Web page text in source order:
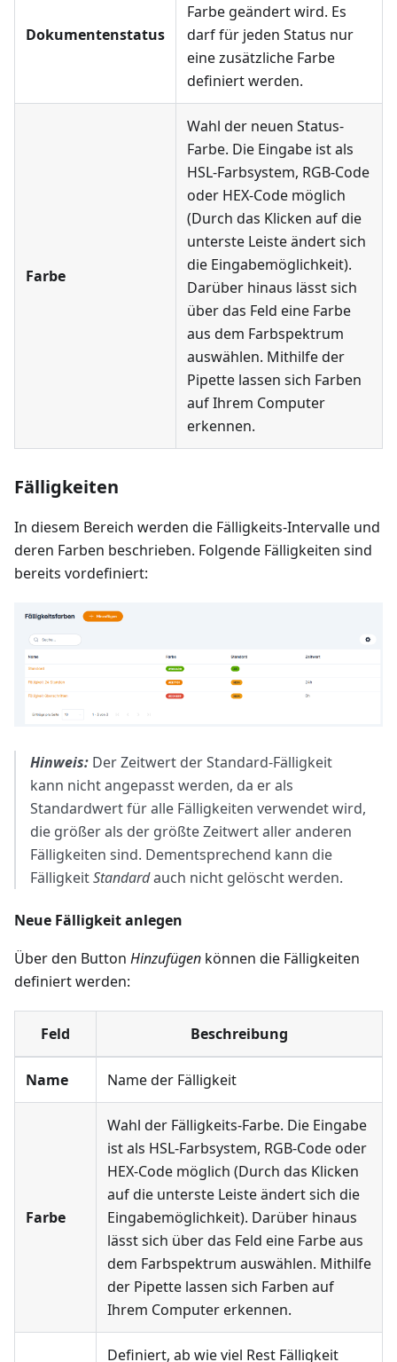
Dokumentenstatus
Farbe geändert wird. Es
darf für jeden Status nur
eine zusätzliche Farbe
definiert werden.
Farbe
Wahl der neuen Status-
Farbe. Die Eingabe ist als
HSL-Farbsystem, RGB-Code
oder HEX-Code möglich
(Durch das Klicken auf die
unterste Leiste ändert sich
die Eingabemöglichkeit).
Darüber hinaus lässt sich
über das Feld eine Farbe
aus dem Farbspektrum
auswählen. Mithilfe der
Pipette lassen sich Farben
auf Ihrem Computer
erkennen.
Fälligkeiten
In diesem Bereich werden die Fälligkeits-Intervalle und
deren Farben beschrieben. Folgende Fälligkeiten sind
bereits vordefiniert:
Hinweis: Der Zeitwert der Standard-Fälligkeit
kann nicht angepasst werden, da er als
Standardwert für alle Fälligkeiten verwendet wird,
die größer als der größte Zeitwert aller anderen
Fälligkeiten sind. Dementsprechend kann die
FälligkeitStandardauch nicht gelöscht werden.
Neue Fälligkeit anlegen
Über den Button Hinzufügen können die Fälligkeiten
definiert werden:
Feld Beschreibung
Name Name der Fälligkeit
Farbe
Wahl der Fälligkeits-Farbe. Die Eingabe
ist als HSL-Farbsystem, RGB-Code oder
HEX-Code möglich (Durch das Klicken
auf die unterste Leiste ändert sich die
Eingabemöglichkeit). Darüber hinaus
lässt sich über das Feld eine Farbe aus
dem Farbspektrum auswählen. Mithilfe
der Pipette lassen sich Farben auf
Ihrem Computer erkennen.
Definiert, ab wie viel Rest Fälligkeit